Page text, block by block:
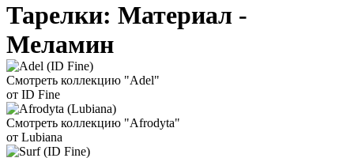
Тарелки: Материал -
Меламин
Смотреть коллекцию "Adel"
от ID Fine
Смотреть коллекцию "Afrodyta"
от Lubiana